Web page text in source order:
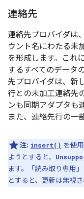
連絡先
連絡先プロバイダは
ウント名にわたる未
を形成します。これ
するすべてのデータ
先プロバイダは、新
行との未加工連絡先
ンも同期アダプタも
また、連絡先行の一
注: insert() を使
ようとすると、
ます。「読み取り専用
とすると、更新は無視さ